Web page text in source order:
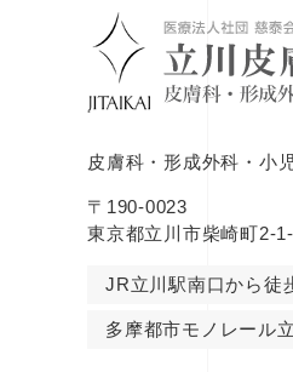
皮膚科・形成外科・小
〒190-0023
東京都立川市柴崎町2-
JR立川駅南口から徒
多摩都市モノレール